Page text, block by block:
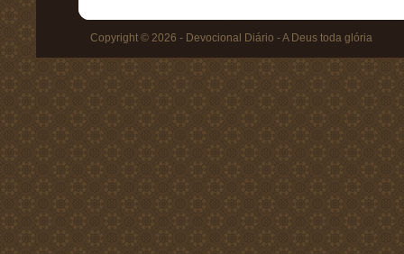
Copyright © 2026 - Devocional Diário - A Deus toda glória